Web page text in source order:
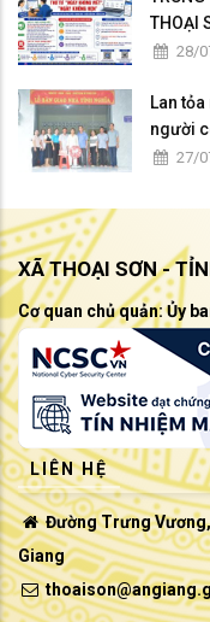
THOẠI
28/
Lan
người
27/
XÃ THOẠI SƠN -
Cơ quan chủ quản: Ủy
LIÊN HỆ
Đường Trưng Vương,
Giang